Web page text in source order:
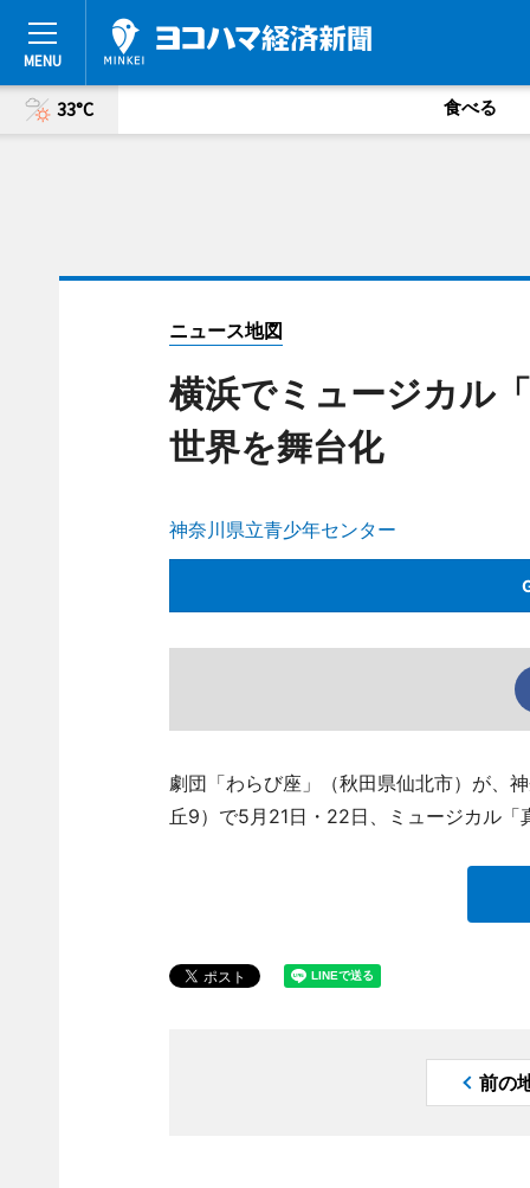
33°C 食べる
ニュース地図
横浜でミュージカル
世界を舞台化
神奈川県立青少年センター
劇団「わらび座」（秋田県仙北市）が、
丘9）で5月21日・22日、ミュージカル
前の